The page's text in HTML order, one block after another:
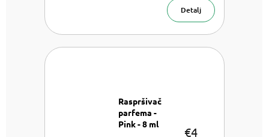
Detalj
Raspršivač
parfema -
Pink - 8 ml
€4